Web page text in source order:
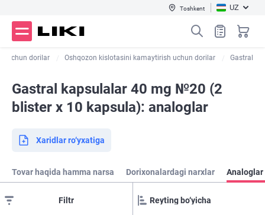
Toshkent UZ
uchun dorilar Oshqozon kislotasini kamaytirish uchun dorilar Gastral
Gastral kapsulalar 40 mg №20 (2
blister х 10 kapsula): analoglar
Xaridlar ro‘yxatiga
Tovar haqida hamma narsa Dorixonalardagi narxlar Analoglar
Filtr